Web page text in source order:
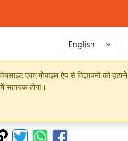
वेबसाइट एवम् मोबाइल ऐप से विज्ञापनों को
में सहायक होगा।